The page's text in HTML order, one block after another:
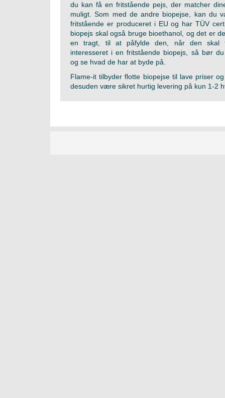
du kan få en fritstående pejs, der matcher
muligt. Som med de andre biopejse, kan du
fritstående er produceret i EU og har TÜV
biopejs skal også bruge bioethanol, og det er
en tragt, til at påfylde den, når den skal
interesseret i en fritstående biopejs, så bør
og se hvad de har at byde på.
Flame-it tilbyder flotte biopejse til lave priser
desuden være sikret hurtig levering på kun 1-2